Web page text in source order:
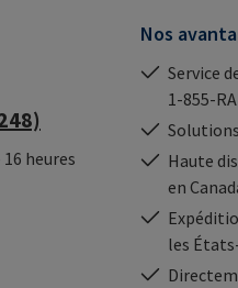
16 heures
Nos
Service
1-855-
Haute
en
les